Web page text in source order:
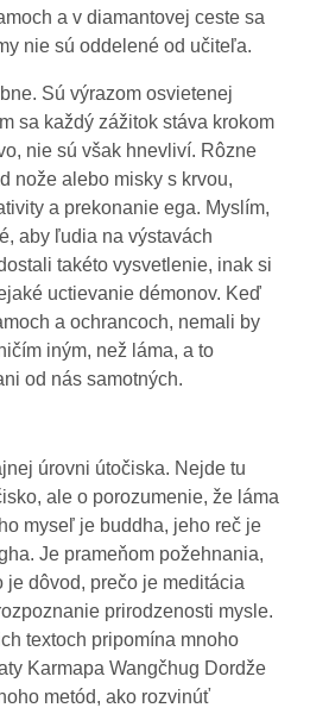
a v diamantovej ceste sa
nie sú oddelené od učiteľa.
Sú výrazom osvietenej
sa každý zážitok stáva krokom
nie sú však hnevliví. Rôzne
nože alebo misky s krvou,
a prekonanie ega. Myslím,
aby ľudia na výstavách
takéto vysvetlenie, inak si
uctievanie démonov. Keď
a ochrancoch, nemali by
iným, než láma, a to
od nás samotných.
úrovni útočiska. Nejde tu
ale o porozumenie, že láma
myseľ je buddha, jeho reč je
Je prameňom požehnania,
je dôvod, prečo je meditácia
prirodzenosti mysle.
textoch pripomína mnoho
Karmapa Wangčhug Dordže
metód, ako rozvinúť